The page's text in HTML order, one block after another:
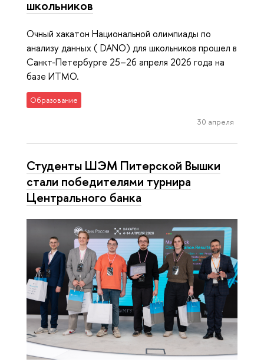
школьников
Очный хакатон Национальной олимпиады по
анализу данных ( DANO) для школьников прошел в
Санкт-Петербурге 25–26 апреля 2026 года на
базе ИТМО.
Образование
30 апреля
Студенты ШЭМ Питерской Вышки
стали победителями турнира
Центрального банка